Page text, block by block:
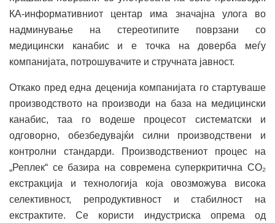
КА-информативниот центар има значајна улога во
надминување на стереотипите поврзани со
медицински канабис и е точка на доверба меѓу
компанијата, потрошувачите и стручната јавност.
Откако пред една деценија компанијата го стартуваше
производството на производи на база на медицински
канабис, таа го водеше процесот систематски и
одговорно, обезбедувајќи силни производствени и
контролни стандарди. Производствениот процес на
„Реплек“ се базира на современа суперкритична CO₂
екстракција и технологија која овозможува висока
селективност, репродуктивност и стабилност на
екстрактите. Се користи индустриска опрема од